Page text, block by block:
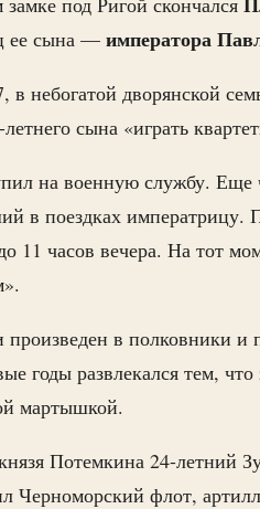
ее сына — императора
в небогатой дворянской
сына «играть
на военную службу. Еще
в поездках императрицу.
11 часов вечера. На тот
произведен в полковники
годы развлекался тем,
мартышкой.
Потемкина 24-летний
Черноморский флот,